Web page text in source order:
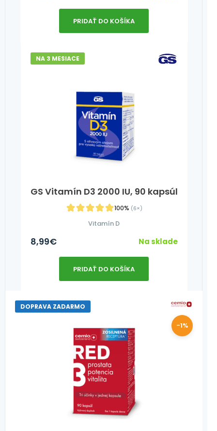
PRIDAŤ DO KOŠÍKA
GS Vitamín D3 2000 IU, 90 kapsúl
100% (6×)
NA 3 MESIACE
Vitamín D
8,99€ Na sklade
PRIDAŤ DO KOŠÍKA
DOPRAVA ZADARMO
-1%